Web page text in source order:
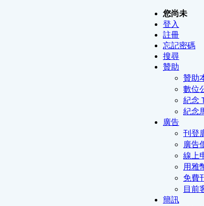
您尚未
登入
註冊
忘記密碼
搜尋
贊助
贊助
數位
紀念
紀念
廣告
刊登
廣告
線上
用雅
免費
目前
簡訊